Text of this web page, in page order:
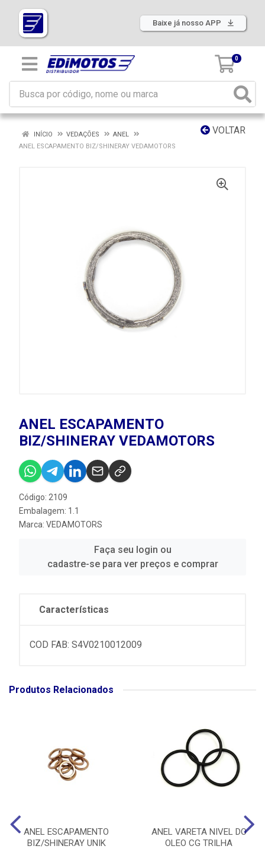
Baixe já nosso APP
0
VOLTAR
INÍCIO VEDAÇÕES
ANEL
ANEL ESCAPAMENTO BIZ/SHINERAY VEDAMOTORS
ANEL ESCAPAMENTO
BIZ/SHINERAY VEDAMOTORS
Código: 2109
Embalagem: 1.1
Marca: VEDAMOTORS
Faça seu login ou
cadastre-se para ver preços e comprar
Características
COD FAB: S4V0210012009
Produtos Relacionados
ANEL ESCAPAMENTO
BIZ/SHINERAY UNIK
ANEL VARETA NIVEL DO
OLEO CG TRILHA